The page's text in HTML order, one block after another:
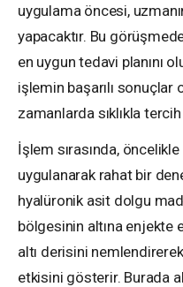
uygulama öncesi,
yapacaktır. Bu
en uygun tedavi planını
işlemin başarılı sonuçlar
zamanlarda sıklıkla
İşlem sırasında,
uygulanarak rahat bir
hyalüronik asit dolgu
bölgesinin altına enjekte
altı derisini
etkisini gösterir. Burada